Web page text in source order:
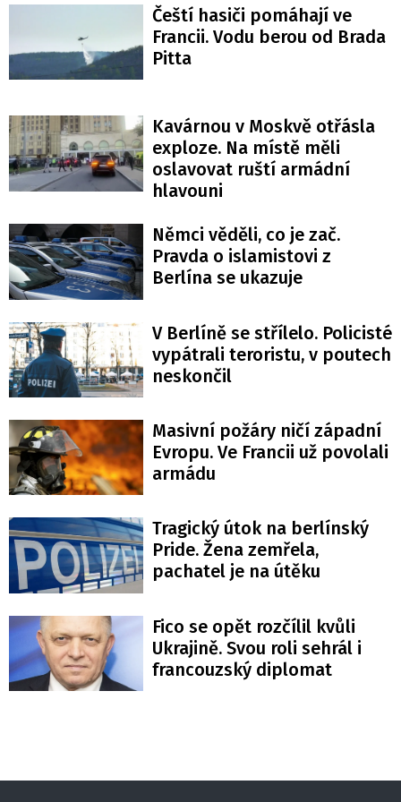
Čeští hasiči pomáhají ve
Francii. Vodu berou od Brada
Pitta
Kavárnou v Moskvě otřásla
exploze. Na místě měli
oslavovat ruští armádní
hlavouni
Němci věděli, co je zač.
Pravda o islamistovi z
Berlína se ukazuje
V Berlíně se střílelo. Policisté
vypátrali teroristu, v poutech
neskončil
Masivní požáry ničí západní
Evropu. Ve Francii už povolali
armádu
Tragický útok na berlínský
Pride. Žena zemřela,
pachatel je na útěku
Fico se opět rozčílil kvůli
Ukrajině. Svou roli sehrál i
francouzský diplomat